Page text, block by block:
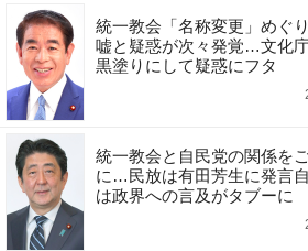
統一教会「名称変更」めぐ
嘘と疑惑が次々発覚…文化
黒塗りにして疑惑にフタ
統一教会と自民党の関係を
に…民放は有田芳生に発言
は政界への言及がタブーに